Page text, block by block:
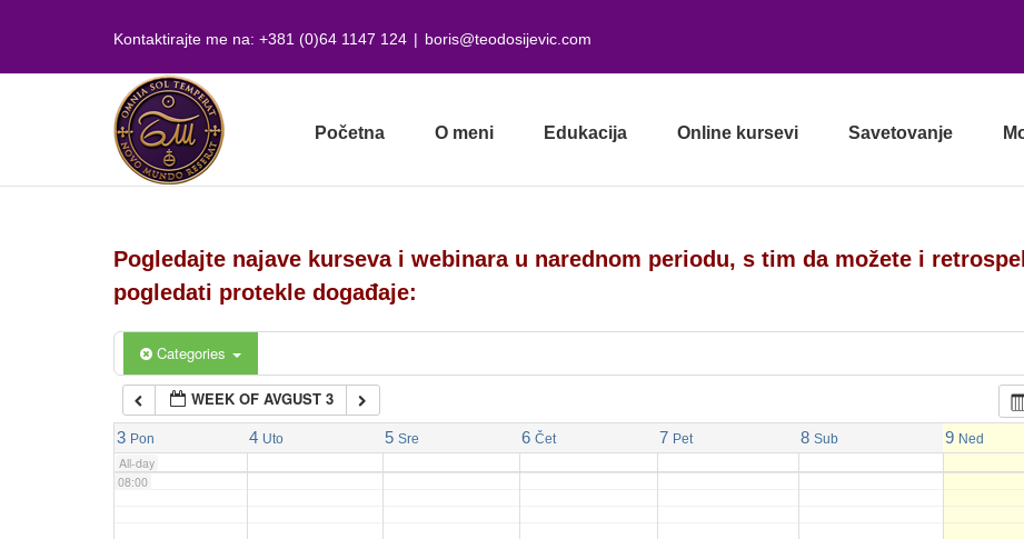
Kontaktirajte me na: +381 (0)64 1147 124 | boris@teodosijevic.com
Početna O meni Edukacija Online kursevi Savetovanje
Pogledajte najave kurseva i webinara u narednom periodu, s tim da možete i
pogledati protekle događaje:
Categories
WEEK OF AVGUST 3
3 Pon 4 Uto 5 Sre 6 Čet 7 Pet 8 Sub 9 Ned
All-day
02:00
03:00
06:00
07:00
08:00